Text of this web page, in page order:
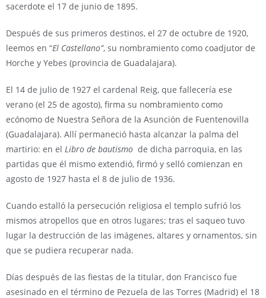
sacerdote el 17 de junio de 1895.
Después de sus primeros destinos, el 27 de octubre de 1920,
leemos en “El Castellano”, su nombramiento como coadjutor de
Horche y Yebes (provincia de Guadalajara).
El 14 de julio de 1927 el cardenal Reig, que fallecería ese
verano (el 25 de agosto), firma su nombramiento como
ecónomo de Nuestra Señora de la Asunción de Fuentenovilla
(Guadalajara). Allí permaneció hasta alcanzar la palma del
martirio: en el Libro de bautismo de dicha parroquia, en las
partidas que él mismo extendió, firmó y selló comienzan en
agosto de 1927 hasta el 8 de julio de 1936.
Cuando estalló la persecución religiosa el templo sufrió los
mismos atropellos que en otros lugares; tras el saqueo tuvo
lugar la destrucción de las imágenes, altares y ornamentos, sin
que se pudiera recuperar nada.
Días después de las fiestas de la titular, don Francisco fue
asesinado en el término de Pezuela de las Torres (Madrid) el 18